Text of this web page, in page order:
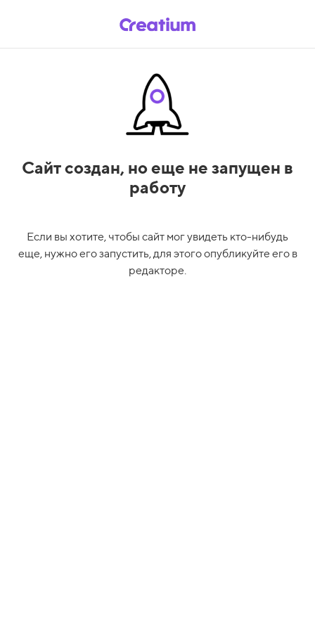
Сайт создан, но еще не запущен в
работу
Если вы хотите, чтобы сайт мог увидеть кто-нибудь
еще, нужно его запустить, для этого опубликуйте его в
редакторе.